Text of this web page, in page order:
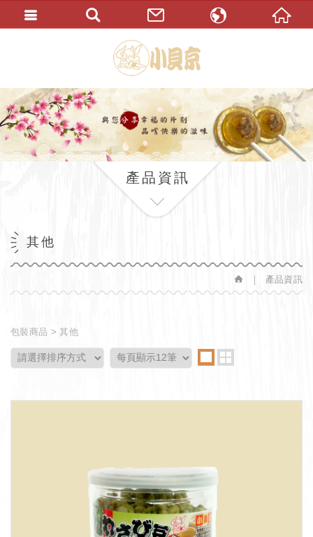
產品資訊
其他
產品資訊
包裝商品 其他
繁體中文
English